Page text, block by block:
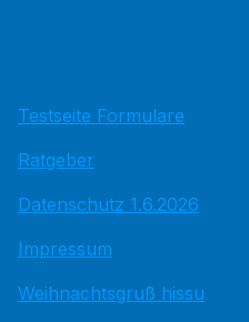
Testseite Formulare
Ratgeber
Datenschutz 1.6.2026
Impressum
Weihnachtsgruß hissu